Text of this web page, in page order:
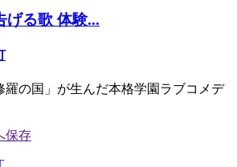
げる歌 体験...
羅の国」が生んだ本格学園ラブコメデ